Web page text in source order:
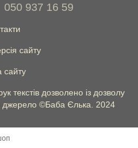
050 937 16 59
сайту
сайту
текстів дозволено із дозволу
джерело ©Баба Єлька. 2024